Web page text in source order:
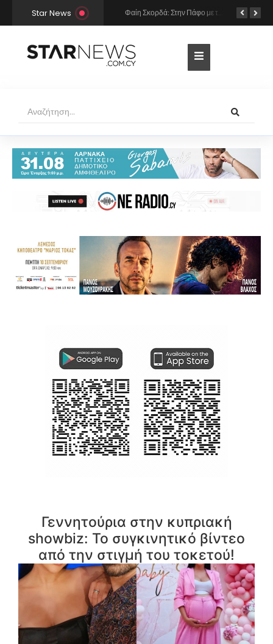
Star News Φαίη Σκορδά: Στην Πάφο με τον Αλέξανδρο Αθανασιάδη και τα παιδιά της – Το άλμπουμ των διακοπών τους (Φωτογραφίες & Βίντεο)
Γεννητούρια στην κυπριακή
showbiz: Το συγκινητικό βίντεο
από την στιγμή του τοκετού!